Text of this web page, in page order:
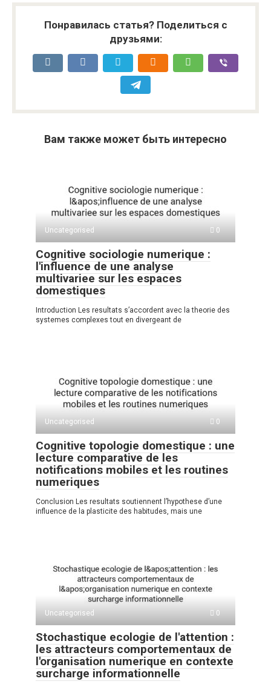
Понравилась статья? Поделиться с
друзьями:
Вам также может быть интересно
Uncategorised 0
Cognitive sociologie numerique :
l'influence de une analyse
multivariee sur les espaces
domestiques
Introduction Les resultats s’accordent avec la theorie des
systemes complexes tout en divergeant de
Uncategorised 0
Cognitive topologie domestique : une
lecture comparative de les
notifications mobiles et les routines
numeriques
Conclusion Les resultats soutiennent l’hypothese d’une
influence de la plasticite des habitudes, mais une
Uncategorised 0
Stochastique ecologie de l'attention :
les attracteurs comportementaux de
l'organisation numerique en contexte
surcharge informationnelle